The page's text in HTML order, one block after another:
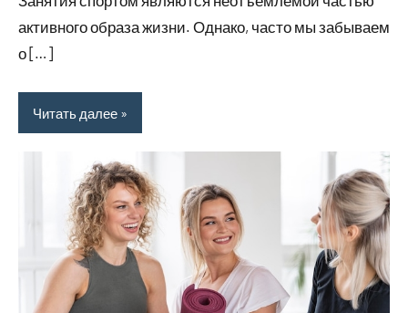
активного образа жизни. Однако, часто мы забываем
о […]
Читать далее